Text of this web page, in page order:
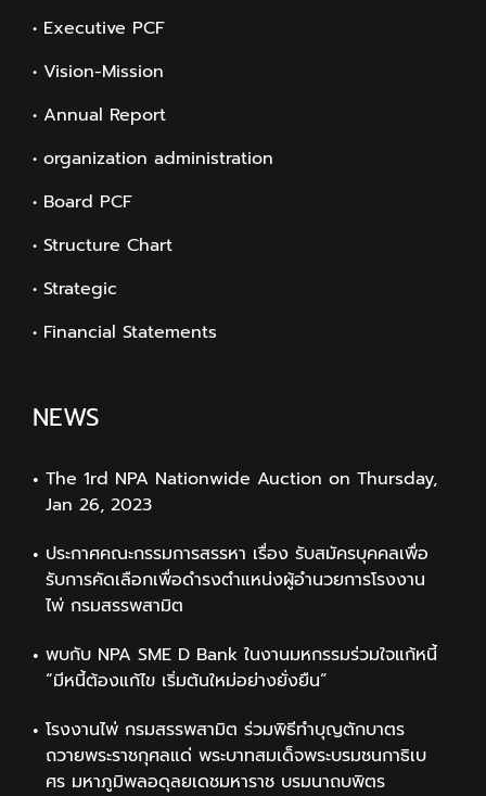
• Executive PCF
• Vision-Mission
• Annual Report
• organization administration
• Board PCF
• Structure Chart
• Strategic
• Financial Statements
NEWS
The 1rd NPA Nationwide Auction on Thursday,
Jan 26, 2023
ประกาศคณะกรรมการสรรหา เรื่อง รับสมัครบุคคลเพื่อ
รับการคัดเลือกเพื่อดำรงตำแหน่งผู้อำนวยการโรงงาน
ไพ่ กรมสรรพสามิต
พบกับ NPA SME D Bank ในงานมหกรรมร่วมใจแก้หนี้
“มีหนี้ต้องแก้ไข เริ่มต้นใหม่อย่างยั่งยืน”
โรงงานไพ่ กรมสรรพสามิต ร่วมพิธีทำบุญตักบาตร
ถวายพระราชกุศลแด่ พระบาทสมเด็จพระบรมชนกาธิเบ
ศร มหาภูมิพลอดุลยเดชมหาราช บรมนาถบพิตร